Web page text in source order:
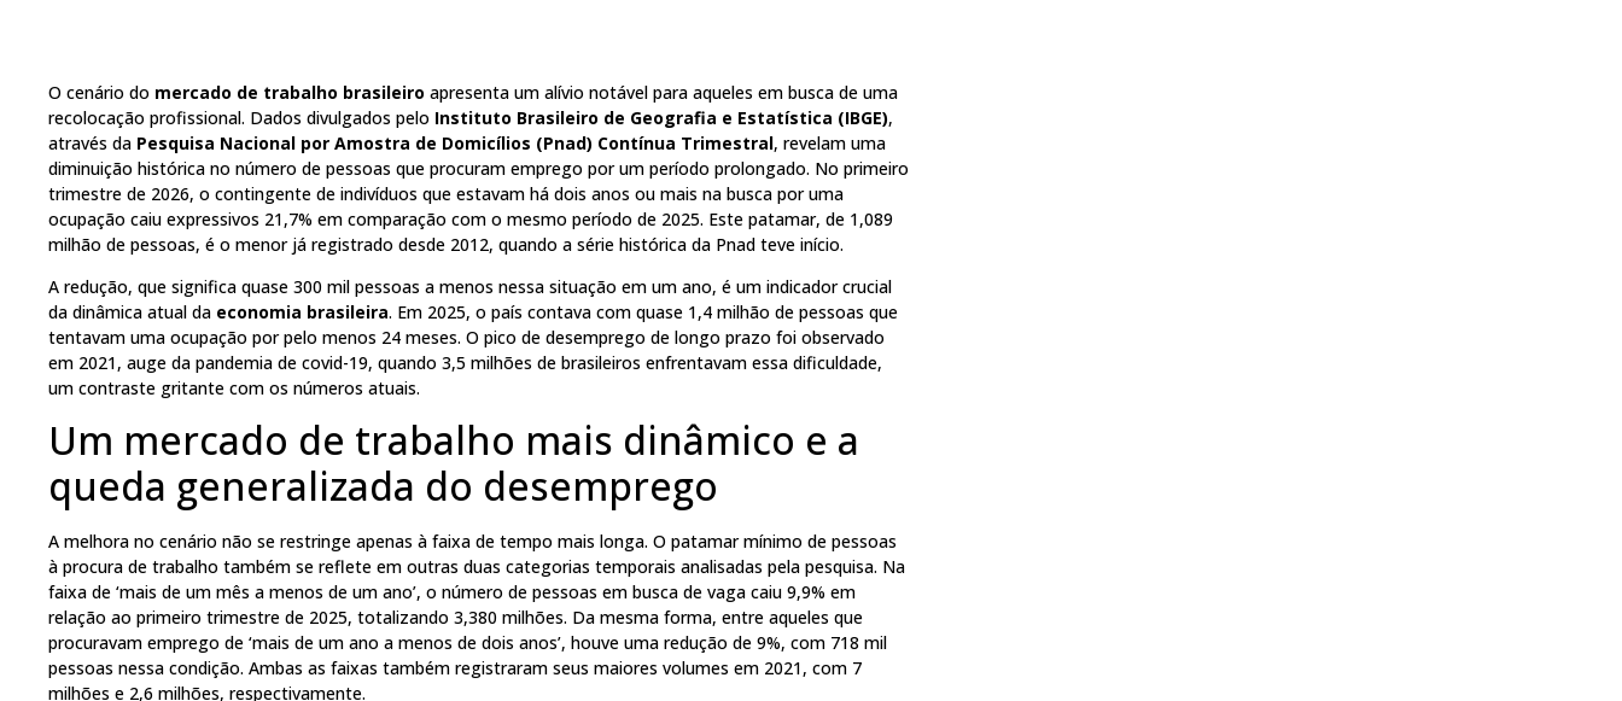
O cenário do mercado de trabalho brasileiro apresenta um alívio notável para aqueles em busca de uma
recolocação profissional. Dados divulgados pelo Instituto Brasileiro de Geografia e Estatística (IBGE),
através da Pesquisa Nacional por Amostra de Domicílios (Pnad) Contínua Trimestral, revelam uma
diminuição histórica no número de pessoas que procuram emprego por um período prolongado. No primeiro
trimestre de 2026, o contingente de indivíduos que estavam há dois anos ou mais na busca por uma
ocupação caiu expressivos 21,7% em comparação com o mesmo período de 2025. Este patamar, de 1,089
milhão de pessoas, é o menor já registrado desde 2012, quando a série histórica da Pnad teve início.
A redução, que significa quase 300 mil pessoas a menos nessa situação em um ano, é um indicador crucial
da dinâmica atual da economia brasileira. Em 2025, o país contava com quase 1,4 milhão de pessoas que
tentavam uma ocupação por pelo menos 24 meses. O pico de desemprego de longo prazo foi observado
em 2021, auge da pandemia de covid-19, quando 3,5 milhões de brasileiros enfrentavam essa dificuldade,
um contraste gritante com os números atuais.
Um mercado de trabalho mais dinâmico e a
queda generalizada do desemprego
A melhora no cenário não se restringe apenas à faixa de tempo mais longa. O patamar mínimo de pessoas
à procura de trabalho também se reflete em outras duas categorias temporais analisadas pela pesquisa. Na
faixa de ‘mais de um mês a menos de um ano’, o número de pessoas em busca de vaga caiu 9,9% em
relação ao primeiro trimestre de 2025, totalizando 3,380 milhões. Da mesma forma, entre aqueles que
procuravam emprego de ‘mais de um ano a menos de dois anos’, houve uma redução de 9%, com 718 mil
pessoas nessa condição. Ambas as faixas também registraram seus maiores volumes em 2021, com 7
milhões e 2,6 milhões, respectivamente.